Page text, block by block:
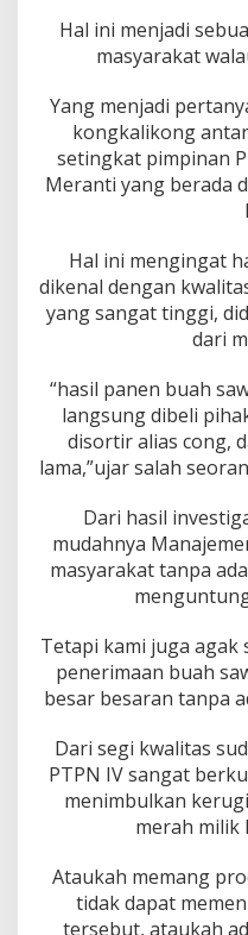
e
g
e
a
P
e
r
i
a
P
K
S
S
i
D
a
u
n
a
n
P
K
S
e
r
a
n
i
B
a
g
a
B
a
t
Hal ini menjadi
masyarakat
Yang menjadi
kongkalikong
setingkat pimpinan
Meranti yang berada
Hal ini mengingat
dikenal dengan
yang sangat tinggi,
dari
“hasil panen buah
langsung dibeli
disortir alias cong,
lama,”ujar salah
Dari hasil
mudahnya
masyarakat tanpa
Tetapi kami juga agak
penerimaan buah
besar besaran tanpa
Dari segi kwalitas
PTPN IV sangat
menimbulkan
merah milik
Ataukah memang
tidak dapat
tersebut, ataukah